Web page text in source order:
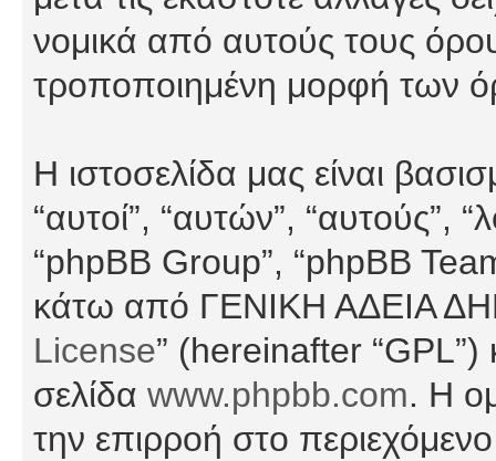
νομικά από αυτούς τους
τροποποιημένη μορφή των
Η ιστοσελίδα μας είναι
“αυτοί”, “αυτών”, “αυτούς”,
“phpBB Group”, “phpBB
κάτω από ΓΕΝΙΚΗ ΑΔΕΙΑ
License” (hereinafter “GPL”)
σελίδα www.phpbb.com. Η
την επιρροή στο